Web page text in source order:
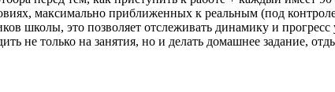
максимально приближенных к реальным (под
школы, это позволяет отслеживать динамику и прогресс
не только на занятия, но и делать домашнее задание,